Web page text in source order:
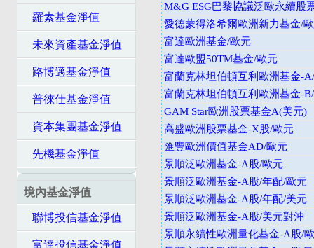
羅素基金淨值
未來資產基金淨值
路博邁基金淨值
普徠仕基金淨值
資本集團基金淨值
先機基金淨值
境內基金淨值
聯博投信基金淨值
富達投信基金淨值
M&G ESG巴黎協議泛歐永續股
愛德蒙得洛希爾歐洲新力基金/
富達歐洲基金/歐元
富達歐盟50TM基金/歐元
富蘭克林坦伯頓互利歐洲基金-
富蘭克林坦伯頓互利歐洲基金-
GAM Star歐洲股票基金A(美元)
高盛歐洲股票基金-X股/歐元
匯豐歐洲價值基金AD/歐元
景順泛歐洲基金-A股/歐元
景順泛歐洲基金-A股/年配/歐元
景順泛歐洲基金-A股/年配/美元
景順泛歐洲基金-A股/美元對沖
景順永續性歐洲量化基金-A股/